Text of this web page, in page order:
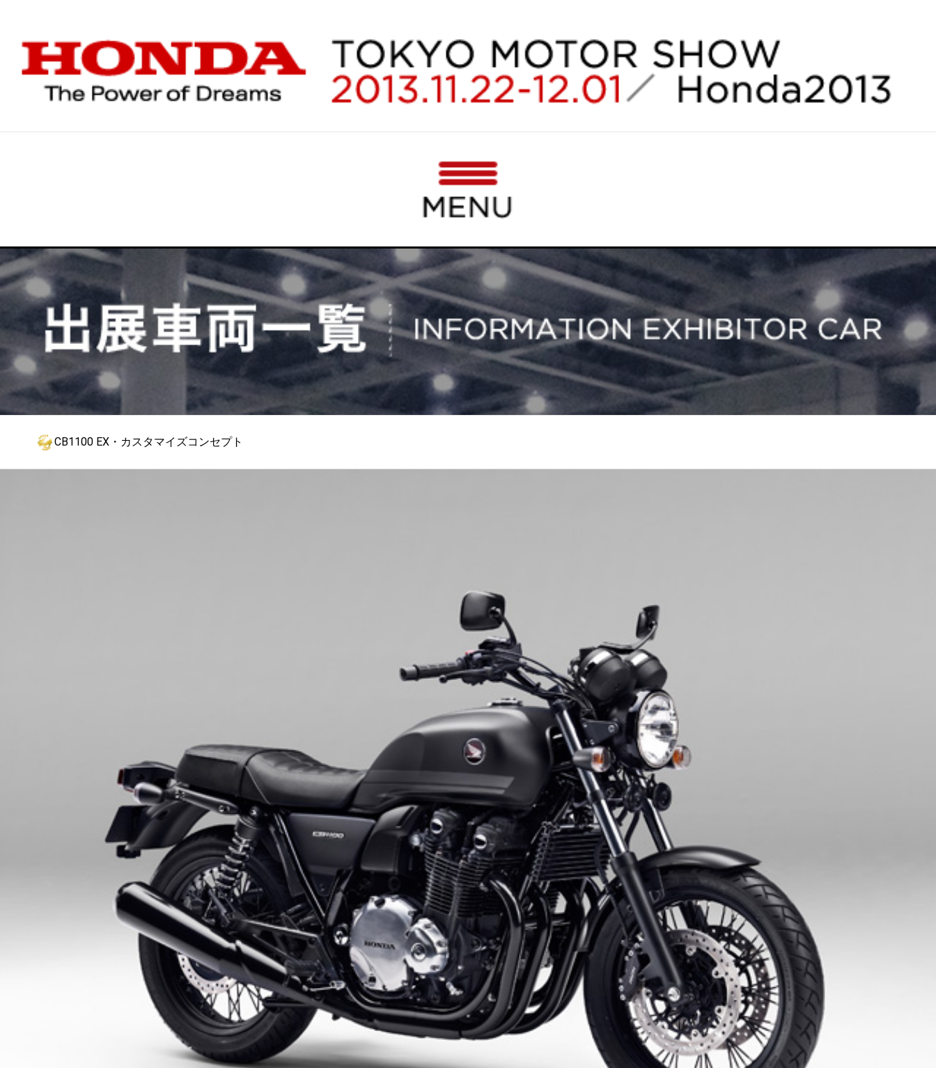
CB1100 EX・カスタマイズコンセプト